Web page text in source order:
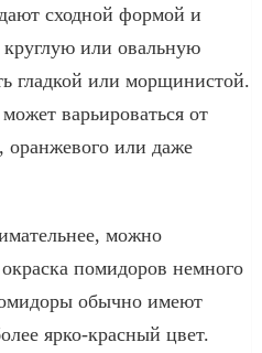
сходной формой и
или овальную
гладкой или морщинистой.
варьироваться от
оранжевого или даже
можно
помидоров немного
обычно имеют
ярко-красный цвет.